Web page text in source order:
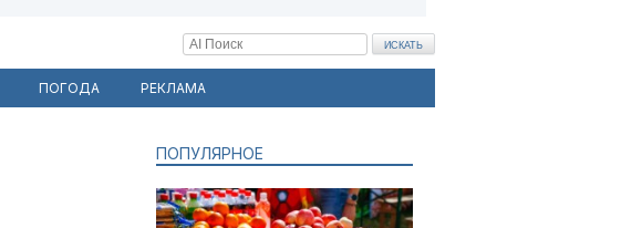
ПОГОДА РЕКЛАМА
ПОПУЛЯРНОЕ